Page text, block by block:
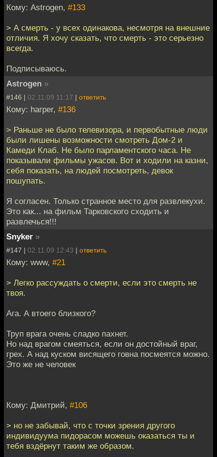
Кому: Astrogen, #133
> А смерть - у всех одинакова, несмотря на внешние
отличия. Я хочу сказать, что смерть - это серьезно
всегда.
Подписываюсь.
Astrogen »
#146 | 02.11.09 11:17 | ответить
Кому: harper, #136
> Раньше не было телевизора, и первобытные люди
были лишены возможности смотреть Дом-2 и
Камеди Клаб. Не было парламентского часа. Не
показывали фильмы ужасов. Вот и ходили на казни,
себя показать, на людей посмотреть, девок
пошупать.
Я согласен. Только странное место для развлекухи.
Это как... на фильм Тарковского сходить и
развлечься!!!
Snyker »
#147 | 02.11.09 12:43 | ответить
Кому: www, #21
> Легко рассуждать о смерти, если это смерть не
твоя.
Ага. А втоего близкого?
Труп врага очень сладко пахнет.
Но над врагом смеяться, если он достойный враг,
грех. А над куском висящего говна посмеятся можно.
Это же не человек
Кому: Дмитрий, #106
> но не забывай, что с точки зрения другого
индивидуума пидорасом можешь оказаться ты и
тебя вздёрнут таким же образом.